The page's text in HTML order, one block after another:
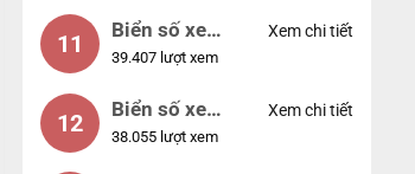
11
Biển số xe
01234
39.407 lượt xem
Xem chi tiết
12
Biển số xe
33333
38.055 lượt xem
Xem chi tiết